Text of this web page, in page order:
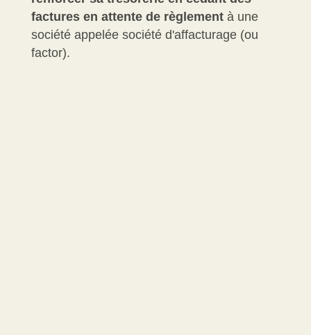
factures en attente de règlement à une
société appelée société d'affacturage (ou
factor).